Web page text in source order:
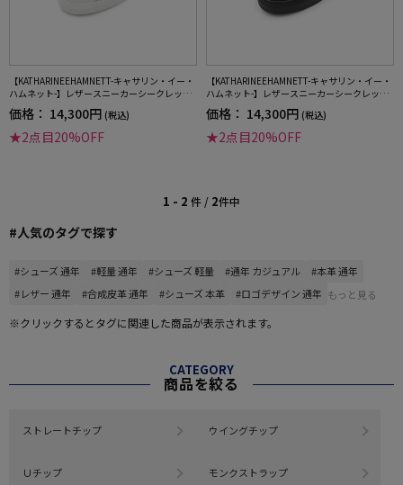
【KATHARINEEHAMNETT-キャサリン・イー・
ハムネット-】レザースニーカーシークレット
ヒール本革軽量シューズ通年
価格： 14,300円 (税込)
★2点目20%OFF
【KATHARINEEHAMNETT-キャサリン・イー・
ハムネット-】レザースニーカーシークレット
ヒール本革軽量シューズ通年
価格： 14,300円 (税込)
★2点目20%OFF
1 - 2 件 / 2件中
#人気のタグで探す
#シューズ 通年 #軽量 通年 #シューズ 軽量 #通年 カジュアル
#本革 通年
#レザー 通年
#合成皮革 通年 #シューズ 本革 #ロゴデザイン 通年 もっと見る
※クリックするとタグに関連した商品が表示されます。
CATEGORY
商品を絞る
ストレートチップ ウイングチップ
Ｕチップ モンクストラップ